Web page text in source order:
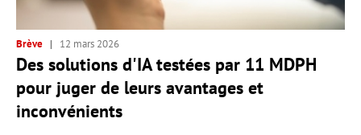
Brève 12 mars 2026
Des solutions d'IA testées par 11 MDPH
pour juger de leurs avantages et
inconvénients